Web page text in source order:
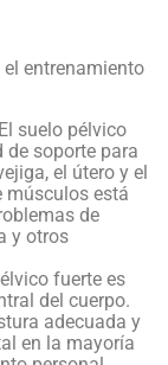
entrenamiento
El suelo pélvico
de soporte para
el útero y el
músculos está
de
y otros
fuerte es
del cuerpo.
adecuada y
en la mayoría